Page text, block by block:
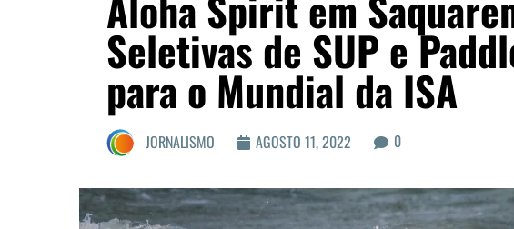
Seletivas de SUP e
para o Mundial da ISA
JORNALISMO AGOSTO 11, 2022 0